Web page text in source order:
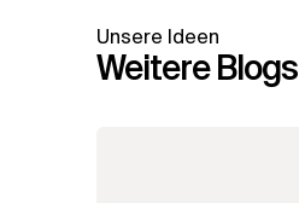
Unsere Ideen
Weitere Blogs